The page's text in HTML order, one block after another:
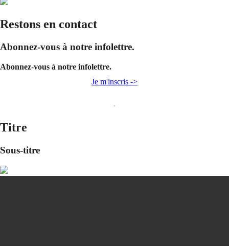
Restons en contact
Abonnez-vous à notre infolettre.
Abonnez-vous à notre infolettre.
Je m'inscris ->
Titre
Sous-titre